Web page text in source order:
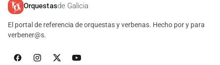
Orquestasde Galicia
El portal de referencia de orquestas y verbenas. Hecho por y para
verbener@s.